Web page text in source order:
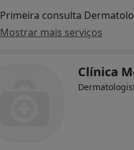
Primeira consulta
Mostrar mais serviços
Clínica